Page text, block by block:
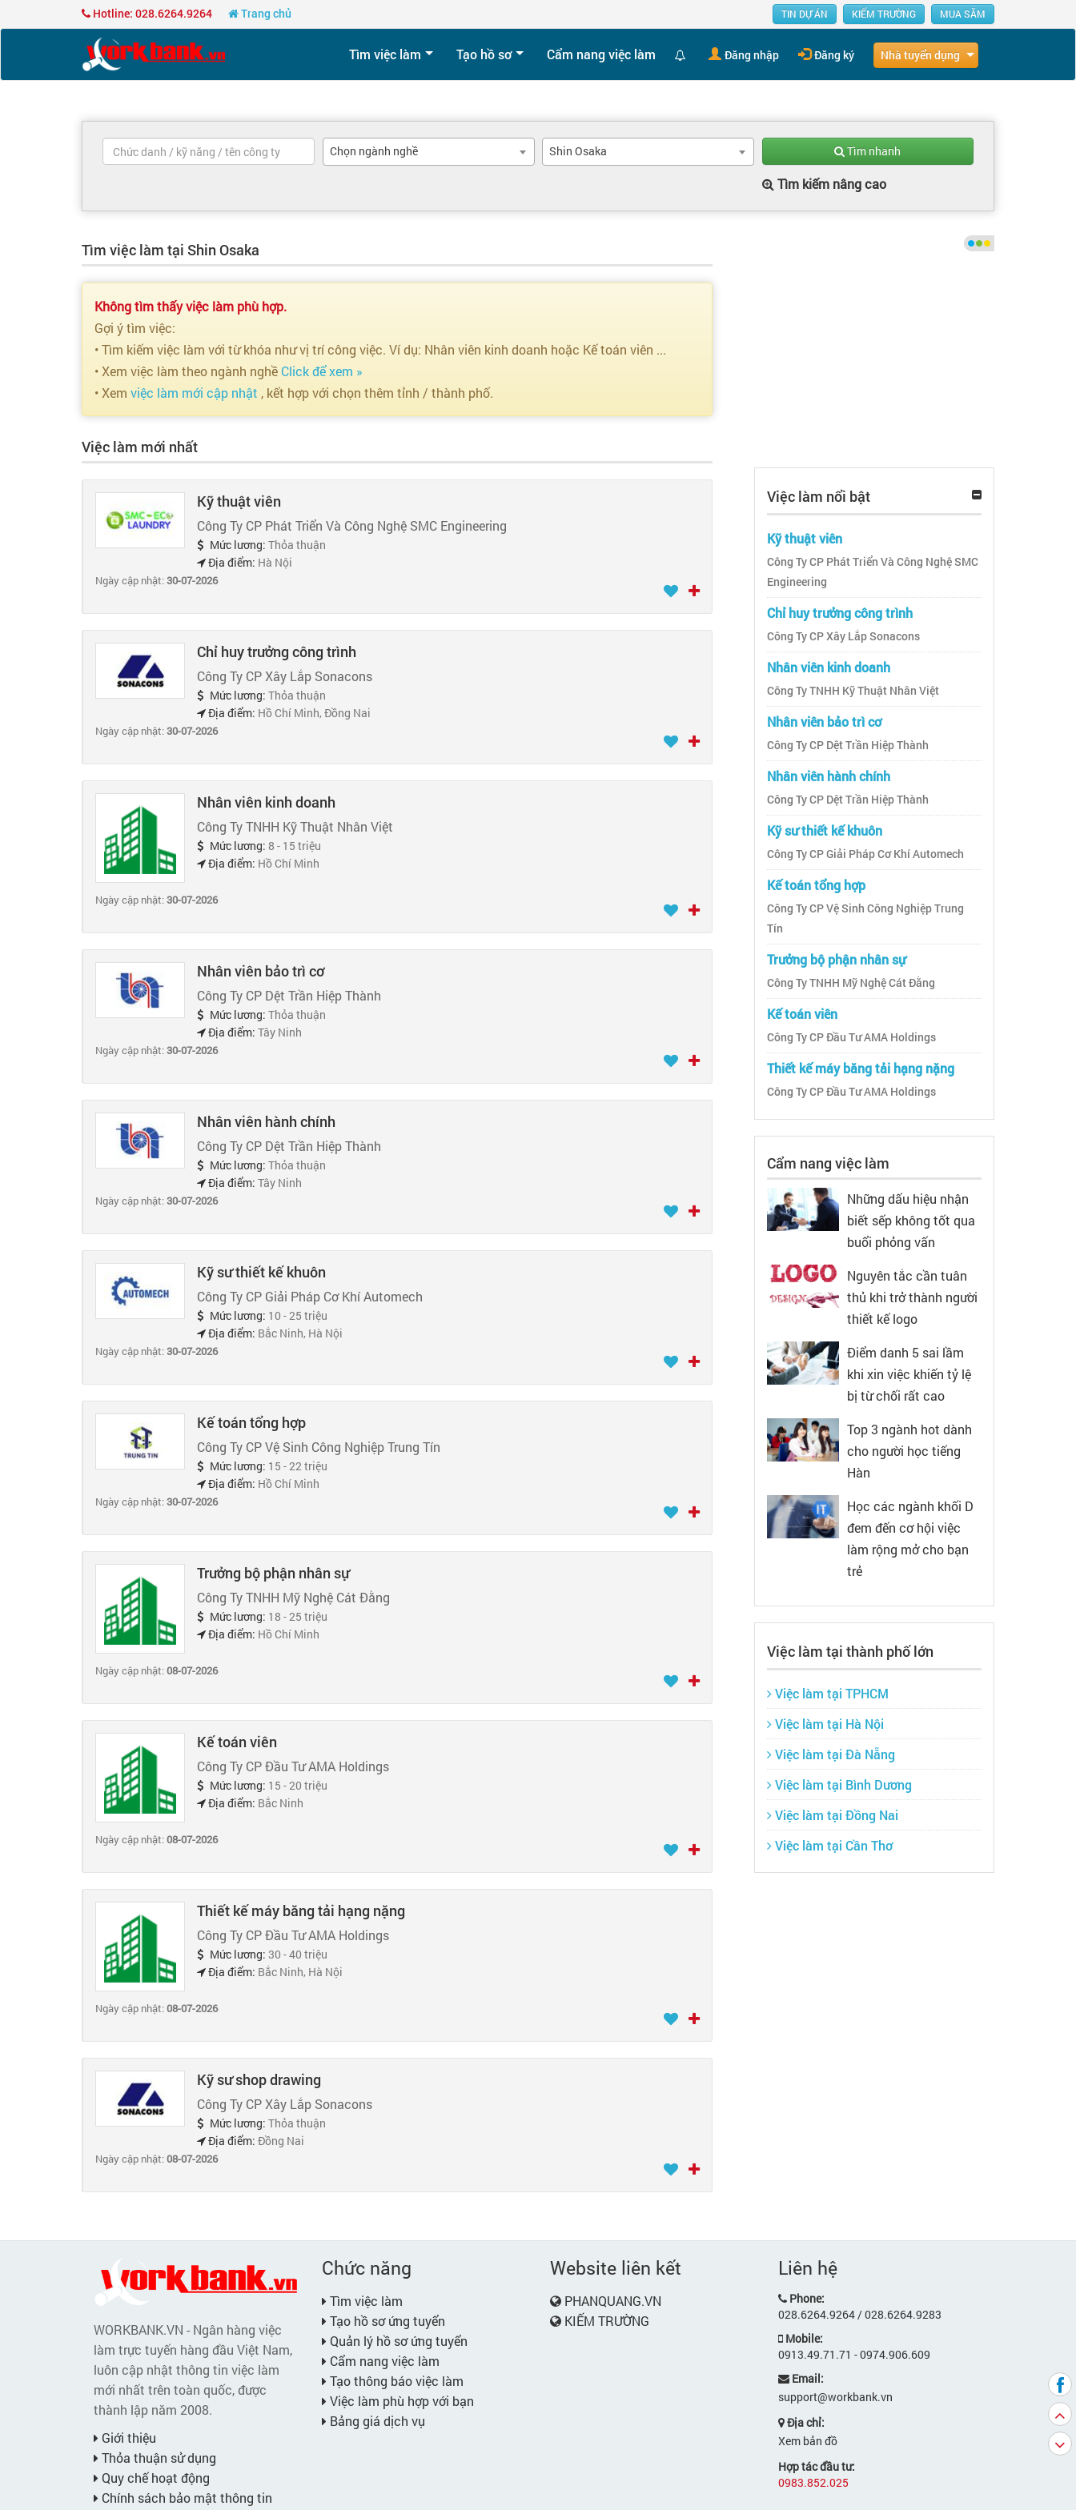
Hotline: 028.6264.9264 Trang chủ TIN DỰ ÁN KIẾM TRƯỜNG MUA SẮM
Tìm việc làm Tạo hồ sơ Cẩm nang việc làm Đăng nhập Đăng ký Nhà tuyển dụng
Chọn ngành nghề Shin Osaka Tìm nhanh
Tìm kiếm nâng cao
Tìm việc làm tại Shin Osaka
Không tìm thấy việc làm phù hợp.
Gợi ý tìm việc:
• Tìm kiếm việc làm với từ khóa như vị trí công việc. Ví dụ: Nhân viên kinh doanh hoặc Kế toán viên ...
• Xem việc làm theo ngành nghề Click để xem »
• Xem việc làm mới cập nhật , kết hợp với chọn thêm tỉnh / thành phố.
Việc làm mới nhất
Kỹ thuật viên
Công Ty CP Phát Triển Và Công Nghệ SMC Engineering
Mức lương: Thỏa thuận
Địa điểm: Hà Nội
Ngày cập nhật:30-07-2026
Chỉ huy trưởng công trình
Công Ty CP Xây Lắp Sonacons
Mức lương: Thỏa thuận
Địa điểm: Hồ Chí Minh, Đồng Nai
Ngày cập nhật:30-07-2026
Nhân viên kinh doanh
Công Ty TNHH Kỹ Thuật Nhân Việt
Mức lương: 8 - 15 triệu
Địa điểm: Hồ Chí Minh
Ngày cập nhật:30-07-2026
Nhân viên bảo trì cơ
Công Ty CP Dệt Trần Hiệp Thành
Mức lương: Thỏa thuận
Địa điểm: Tây Ninh
Ngày cập nhật:30-07-2026
Nhân viên hành chính
Công Ty CP Dệt Trần Hiệp Thành
Mức lương: Thỏa thuận
Địa điểm: Tây Ninh
Ngày cập nhật:30-07-2026
Kỹ sư thiết kế khuôn
Công Ty CP Giải Pháp Cơ Khí Automech
Mức lương: 10 - 25 triệu
Địa điểm: Bắc Ninh, Hà Nội
Ngày cập nhật:30-07-2026
Kế toán tổng hợp
Công Ty CP Vệ Sinh Công Nghiệp Trung Tín
Mức lương: 15 - 22 triệu
Địa điểm: Hồ Chí Minh
Ngày cập nhật:30-07-2026
Trưởng bộ phận nhân sự
Công Ty TNHH Mỹ Nghệ Cát Đằng
Mức lương: 18 - 25 triệu
Địa điểm: Hồ Chí Minh
Ngày cập nhật:08-07-2026
Kế toán viên
Công Ty CP Đầu Tư AMA Holdings
Mức lương: 15 - 20 triệu
Địa điểm: Bắc Ninh
Ngày cập nhật:08-07-2026
Thiết kế máy băng tải hạng nặng
Công Ty CP Đầu Tư AMA Holdings
Mức lương: 30 - 40 triệu
Địa điểm: Bắc Ninh, Hà Nội
Ngày cập nhật:08-07-2026
Kỹ sư shop drawing
Công Ty CP Xây Lắp Sonacons
Mức lương: Thỏa thuận
Địa điểm: Đồng Nai
Ngày cập nhật:08-07-2026
Việc làm nổi bật
Kỹ thuật viên
Công Ty CP Phát Triển Và Công Nghệ SMC
Engineering
Chỉ huy trưởng công trình
Công Ty CP Xây Lắp Sonacons
Nhân viên kinh doanh
Công Ty TNHH Kỹ Thuật Nhân Việt
Nhân viên bảo trì cơ
Công Ty CP Dệt Trần Hiệp Thành
Nhân viên hành chính
Công Ty CP Dệt Trần Hiệp Thành
Kỹ sư thiết kế khuôn
Công Ty CP Giải Pháp Cơ Khí Automech
Kế toán tổng hợp
Công Ty CP Vệ Sinh Công Nghiệp Trung
Tín
Trưởng bộ phận nhân sự
Công Ty TNHH Mỹ Nghệ Cát Đằng
Kế toán viên
Công Ty CP Đầu Tư AMA Holdings
Thiết kế máy băng tải hạng nặng
Công Ty CP Đầu Tư AMA Holdings
Cẩm nang việc làm
Những dấu hiệu nhận
biết sếp không tốt qua
buổi phỏng vấn
Nguyên tắc cần tuân
thủ khi trở thành người
thiết kế logo
Điểm danh 5 sai lầm
khi xin việc khiến tỷ lệ
bị từ chối rất cao
Top 3 ngành hot dành
cho người học tiếng
Hàn
Học các ngành khối D
đem đến cơ hội việc
làm rộng mở cho bạn
trẻ
Việc làm tại thành phố lớn
Việc làm tại TPHCM
Việc làm tại Hà Nội
Việc làm tại Đà Nẵng
Việc làm tại Bình Dương
Việc làm tại Đồng Nai
Việc làm tại Cần Thơ
WORKBANK.VN - Ngân hàng việc
làm trực tuyến hàng đầu Việt Nam,
luôn cập nhật thông tin việc làm
mới nhất trên toàn quốc, được
thành lập năm 2008.
Giới thiệu
Thỏa thuận sử dụng
Quy chế hoạt động
Chính sách bảo mật thông tin
Chức năng
Tìm việc làm
Tạo hồ sơ ứng tuyển
Quản lý hồ sơ ứng tuyển
Cẩm nang việc làm
Tạo thông báo việc làm
Việc làm phù hợp với bạn
Bảng giá dịch vụ
Website liên kết
PHANQUANG.VN
KIẾM TRƯỜNG
Liên hệ
Phone:
028.6264.9264 / 028.6264.9283
Mobile:
0913.49.71.71 - 0974.906.609
Email:
support@workbank.vn
Địa chỉ:
Xem bản đồ
Hợp tác đầu tư:
0983.852.025